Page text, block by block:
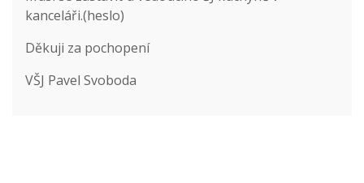
kanceláři.(heslo)
Děkuji za pochopení
VŠJ Pavel Svoboda